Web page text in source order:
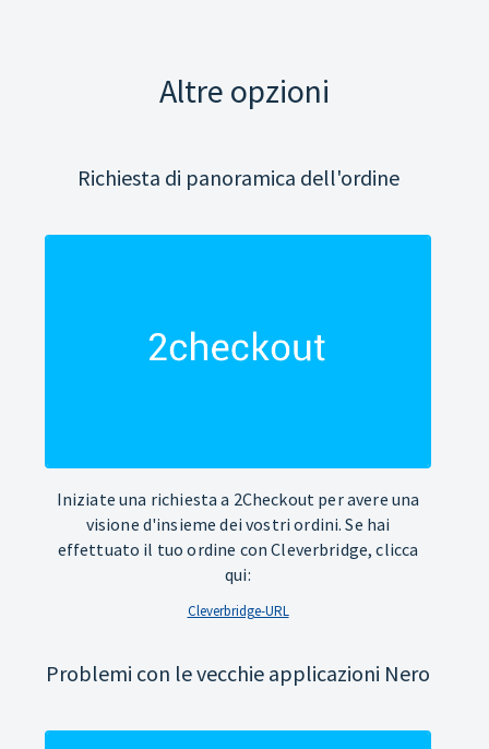
Altre opzioni
Richiesta di panoramica dell'ordine
Iniziate una richiesta a 2Checkout per avere una
visione d'insieme dei vostri ordini. Se hai
effettuato il tuo ordine con Cleverbridge, clicca
qui:
Cleverbridge-URL
Problemi con le vecchie applicazioni Nero